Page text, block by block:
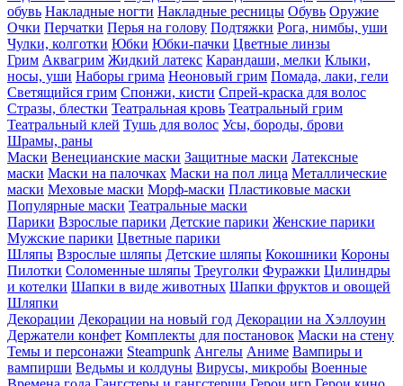
обувь Накладные ногти Накладные ресницы Обувь Оружие
Очки Перчатки Перья на голову Подтяжки Рога, нимбы, уши
Чулки, колготки Юбки Юбки-пачки Цветные линзы
Грим Аквагрим Жидкий латекс Карандаши, мелки Клыки,
носы, уши Наборы грима Неоновый грим Помада, лаки, гели
Светящийся грим Спонжи, кисти Спрей-краска для волос
Стразы, блестки Театральная кровь Театральный грим
Театральный клей Тушь для волос Усы, бороды, брови
Шрамы, раны
Маски Венецианские маски Защитные маски Латексные
маски Маски на палочках Маски на пол лица Металлические
маски Меховые маски Морф-маски Пластиковые маски
Популярные маски Театральные маски
Парики Взрослые парики Детские парики Женские парики
Мужские парики Цветные парики
Шляпы Взрослые шляпы Детские шляпы Кокошники Короны
Пилотки Соломенные шляпы Треуголки Фуражки Цилиндры
и котелки Шапки в виде животных Шапки фруктов и овощей
Шляпки
Декорации Декорации на новый год Декорации на Хэллоуин
Держатели конфет Комплекты для постановок Маски на стену
Темы и персонажи Steampunk Ангелы Аниме Вампиры и
вампирши Ведьмы и колдуны Вирусы, микробы Военные